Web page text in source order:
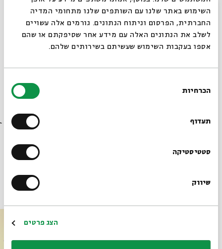
השימוש באתר שלנו עם השותפים שלנו מתחומי המדיה
החברתית, הפרסום וניתוח הנתונים. גורמים אלה עשויים
לשלב את הנתונים האלה עם מידע אחר שסיפקתם או שהם
אספו בעקבות השימוש שעשיתם בשירותים שלהם.
הסכמה
הכרחיות
תעדוף
סטטיסטיקה
שיווק
הצג פרטים
ישראל 2023, 101 דקות, עברית, כתוביות בעברית | בימוי:
אסף סבן | משחק: יואב בבלי, נעמי הררי, לייב לב לוין, עזרא
דגן, אלמה דישי
הרשמה לאירועים דומים
סגור